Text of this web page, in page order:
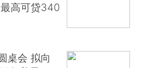
高可贷340
桌会 拟向